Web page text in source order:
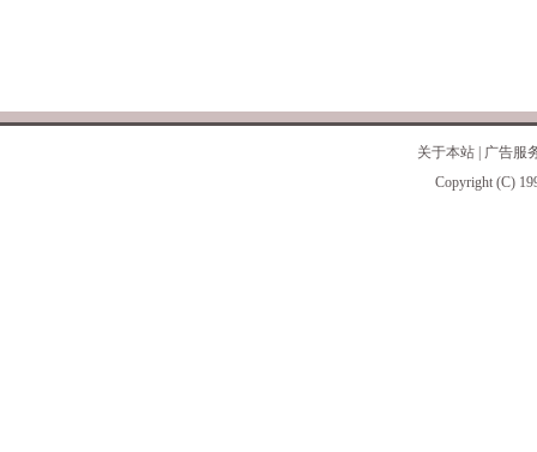
关于本站
广告服
Copyright (C)